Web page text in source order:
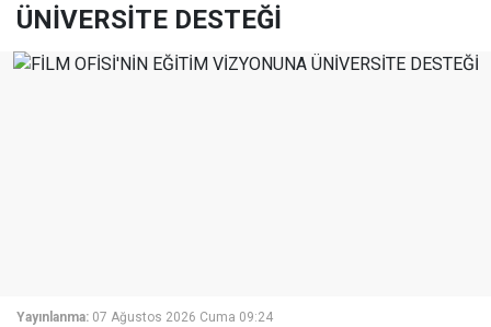
ÜNİVERSİTE DESTEĞİ
Yayınlanma: 07 Ağustos 2026 Cuma 09:24